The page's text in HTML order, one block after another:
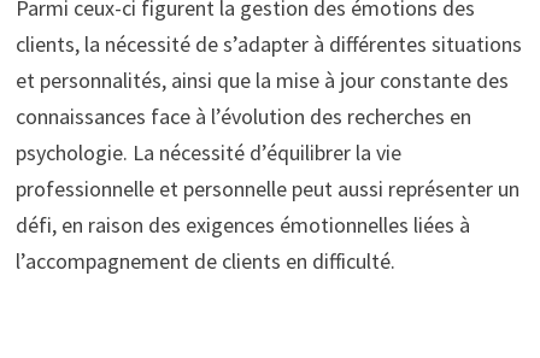
Parmi ceux-ci figurent la gestion des émotions des
clients, la nécessité de s’adapter à différentes situations
et personnalités, ainsi que la mise à jour constante des
connaissances face à l’évolution des recherches en
psychologie. La nécessité d’équilibrer la vie
professionnelle et personnelle peut aussi représenter un
défi, en raison des exigences émotionnelles liées à
l’accompagnement de clients en difficulté.